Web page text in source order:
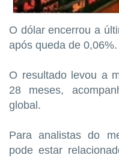
O dólar encerrou a
após queda de 0,06%.
O resultado levou a
28 meses,
global.
Para analistas do
pode estar